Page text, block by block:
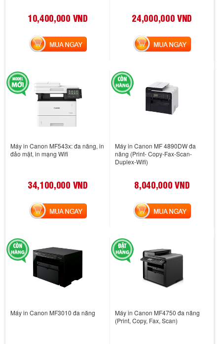
10,400,000 VND
MUA NGAY
24,000,000 VND
MUA NGAY
Máy in Canon MF543x: đa năng, in
đảo mặt, in mạng Wifi
34,100,000 VND
MUA NGAY
Máy in Canon MF 4890DW đa
năng (Print- Copy-Fax-Scan-
Duplex-Wifi)
8,040,000 VND
MUA NGAY
Máy in Canon MF3010 đa năng
Máy in Canon MF4750 đa năng
(Print, Copy, Fax, Scan)